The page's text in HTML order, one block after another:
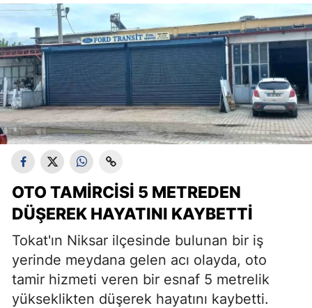
OTO TAMIRCISI 5 METREDEN
DÜŞEREK HAYATINI KAYBETTI
Tokat'ın Niksar ilçesinde bulunan bir iş
yerinde meydana gelen acı olayda, oto
tamir hizmeti veren bir esnaf 5 metrelik
yükseklikten düşerek hayatını kaybetti.